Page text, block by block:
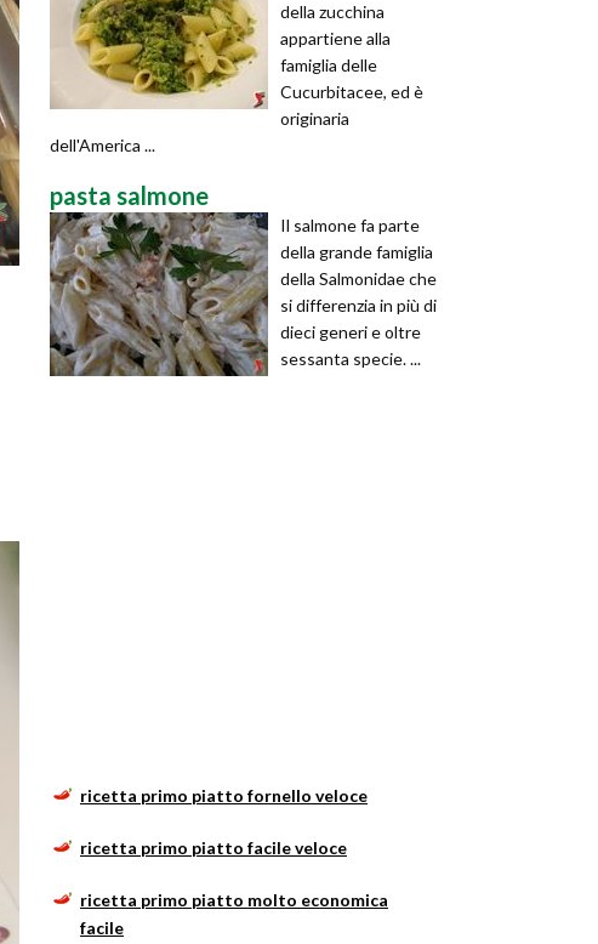
della zucchina
appartiene alla
famiglia delle
Cucurbitacee, ed è
originaria
dell'America ...
pasta salmone
Il salmone fa parte
della grande famiglia
della Salmonidae che
si differenzia in più di
dieci generi e oltre
sessanta specie. ...
ricetta primo piatto fornello veloce
ricetta primo piatto facile veloce
ricetta primo piatto molto economica
facile